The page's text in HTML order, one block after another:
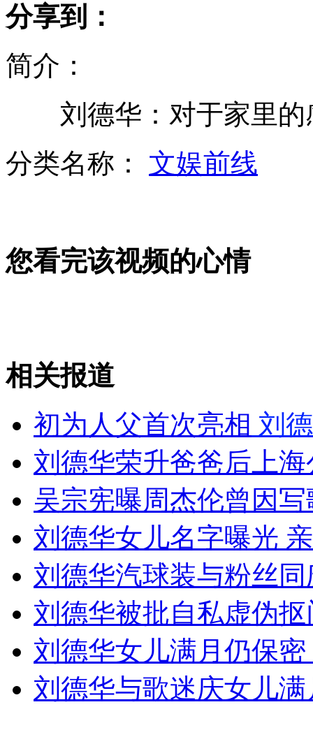
暴雨连绵 划船捞鱼也悠闲
女孩北京地铁殴打老人 痛下狠手拳打脚踢
无痛分娩是否安全 医生回应
外交部：反对强权政治霸凌主义
外交部：有关国家言论片面不公正
安徽一实载49人客车翻车
分享到：
简介：
刘德华：对于家里的
分类名称： 文娱前线
您看完该视频的心情
相关报道
初为人父首次亮相 刘
刘德华荣升爸爸后上
吴宗宪曝周杰伦曾因
刘德华女儿名字曝光
刘德华汽球装与粉丝同
刘德华被批自私虚伪
刘德华女儿满月仍保
刘德华与歌迷庆女儿